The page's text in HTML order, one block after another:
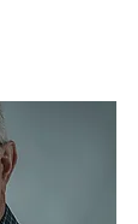
da
aquarelas
arte e